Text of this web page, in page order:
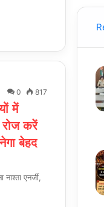
0 817
में
करें
बेहद
एनर्जी,